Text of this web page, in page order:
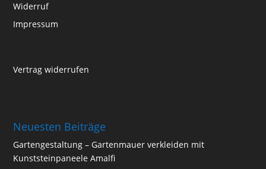
Widerruf
Impressum
Vertrag widerrufen
Neuesten Beiträge
Gartengestaltung – Gartenmauer verkleiden mit
Kunststeinpaneele Amalfi